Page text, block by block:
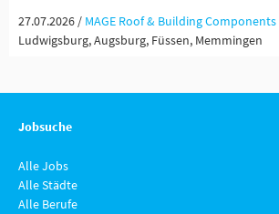
27.07.2026 / MAGE Roof & Building Components
Ludwigsburg, Augsburg, Füssen, Memmingen
Jobsuche
Alle Jobs
Alle Städte
Alle Berufe